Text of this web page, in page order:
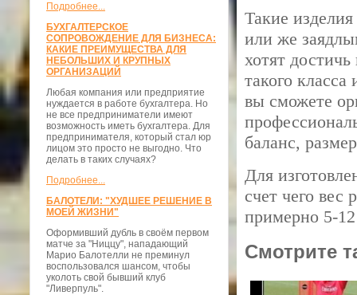
Подробнее...
БУХГАЛТЕРСКОЕ
СОПРОВОЖДЕНИЕ ДЛЯ БИЗНЕСА:
КАКИЕ ПРЕИМУЩЕСТВА ДЛЯ
НЕБОЛЬШИХ И КРУПНЫХ
ОРГАНИЗАЦИЙ
Любая компания или предприятие
нуждается в работе бухгалтера. Но
не все предприниматели имеют
возможность иметь бухгалтера. Для
предпринимателя, который стал юр
лицом это просто не выгодно. Что
делать в таких случаях?
Подробнее...
БАЛОТЕЛИ: "ХУДШЕЕ РЕШЕНИЕ В
МОЕЙ ЖИЗНИ"
Оформивший дубль в своём первом
матче за "Ниццу", нападающий
Марио Балотелли не преминул
воспользовался шансом, чтобы
уколоть свой бывший клуб
"Ливерпуль".
Такие
или же
хотят
такого
вы сможете
баланс,
Для
счет чего вес
примерно 5-
Смотрите